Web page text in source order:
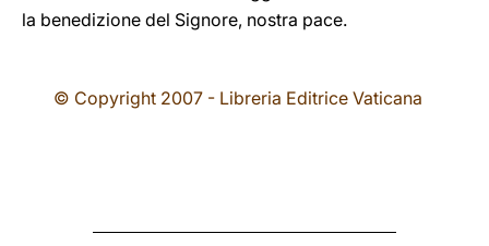
la benedizione del Signore, nostra pace.
© Copyright 2007 - Libreria Editrice Vaticana